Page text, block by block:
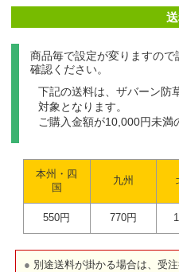
商品毎で設定が変りますの
確認ください。
下記の送料は、ザバーン防
対象となります。
ご購入金額が10,000円未満
本州・四
国
九州
550円 770円
別途送料が掛かる場合は、受